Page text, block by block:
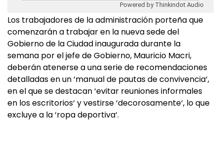
Powered by Thinkindot Audio
Los trabajadores de la administración porteña que
comenzarán a trabajar en la nueva sede del
Gobierno de la Ciudad inaugurada durante la
semana por el jefe de Gobierno, Mauricio Macri,
deberán atenerse a una serie de recomendaciones
detalladas en un ‘manual de pautas de convivencia‘,
en el que se destacan ‘evitar reuniones informales
en los escritorios‘ y vestirse ‘decorosamente‘, lo que
excluye a la ‘ropa deportiva‘.